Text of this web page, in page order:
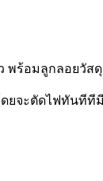
ร้อมลูกลอยวัสดุ
ดยจะตัดไฟทัน